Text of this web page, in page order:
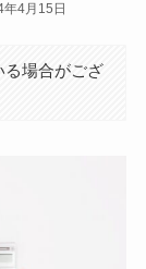
4月15日
る場合がござ